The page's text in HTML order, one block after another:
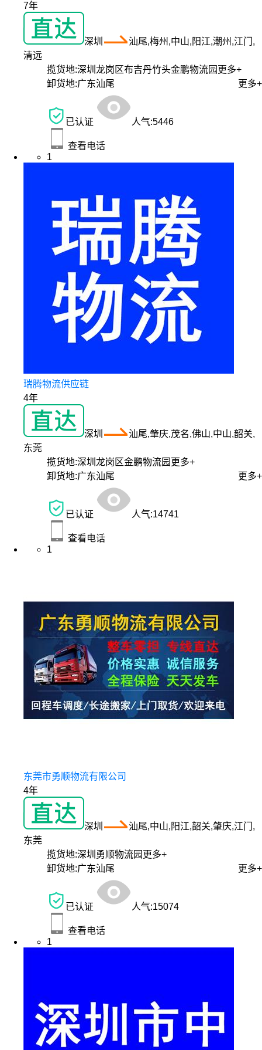
7年
深圳
汕尾,梅州,中山,阳江,潮州,江门,
清远
揽货地:深圳龙岗区布吉丹竹头金鹏物流园 更多+
卸货地:广东汕尾 更多+
已认证 人气:5446
查看电话
1
瑞腾物流供应链
4年
深圳
汕尾,肇庆,茂名,佛山,中山,韶关,
东莞
揽货地:深圳龙岗区金鹏物流园 更多+
卸货地:广东汕尾 更多+
已认证 人气:14741
查看电话
1
东莞市勇顺物流有限公司
4年
深圳
汕尾,中山,阳江,韶关,肇庆,江门,
东莞
揽货地:深圳勇顺物流园 更多+
卸货地:广东汕尾 更多+
已认证 人气:15074
查看电话
1